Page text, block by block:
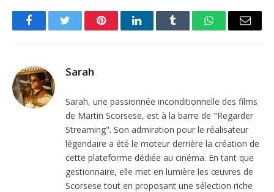
FacebookTwitter PinterestLinkedInTumblr WhatsAppEmail
Sarah
Sarah, une passionnée inconditionnelle des films
de Martin Scorsese, est à la barre de "Regarder
Streaming". Son admiration pour le réalisateur
légendaire a été le moteur derrière la création de
cette plateforme dédiée au cinéma. En tant que
gestionnaire, elle met en lumière les œuvres de
Scorsese tout en proposant une sélection riche